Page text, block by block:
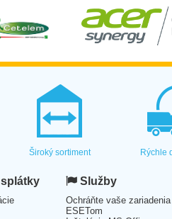
Široký sortiment Rýchle
Služby
Ochráňte vaše
ESETom